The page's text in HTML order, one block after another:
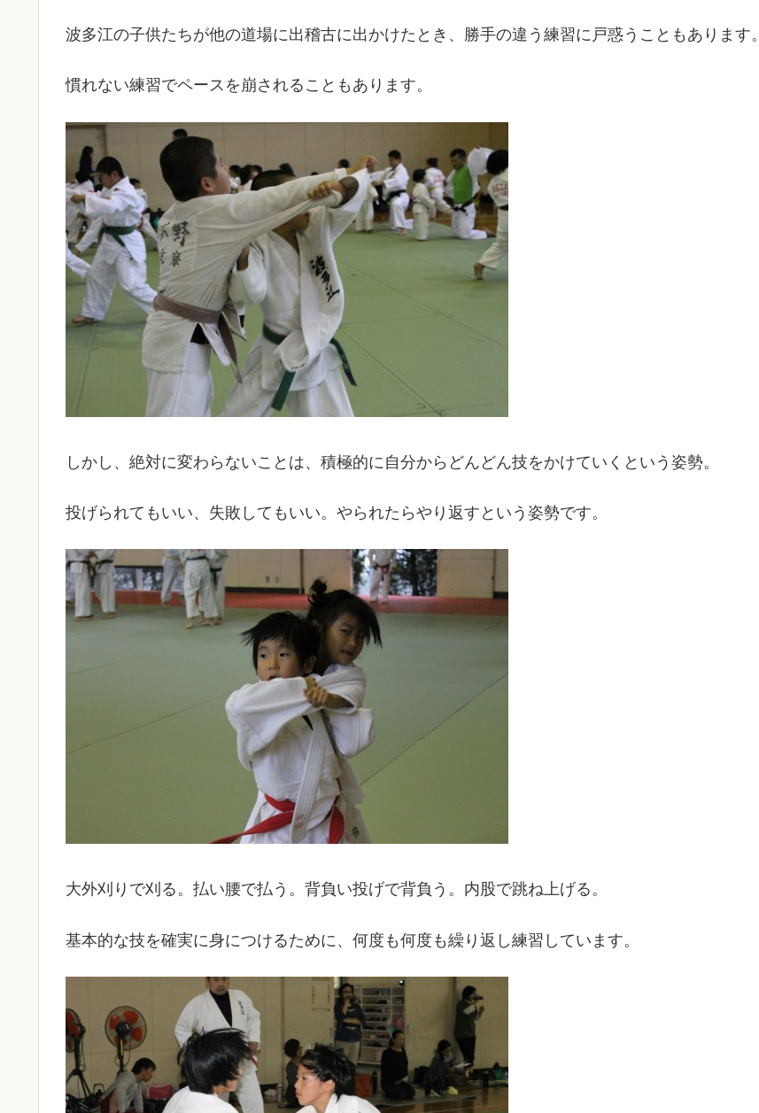
波多江の子供たちが他の道場に出稽古に出かけたとき、勝手の違う練習に戸惑うこともあります。
慣れない練習でペースを崩されることもあります。
しかし、絶対に変わらないことは、積極的に自分からどんどん技をかけていくという姿勢。
投げられてもいい、失敗してもいい。やられたらやり返すという姿勢です。
大外刈りで刈る。払い腰で払う。背負い投げで背負う。内股で跳ね上げる。
基本的な技を確実に身につけるために、何度も何度も繰り返し練習しています。